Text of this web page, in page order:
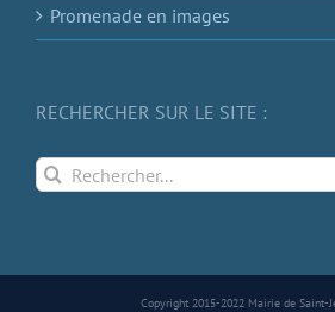
Promenade en images
RECHERCHER SUR LE SITE :
Rechercher:
Copyright 2015-2022 Mairie de Saint-